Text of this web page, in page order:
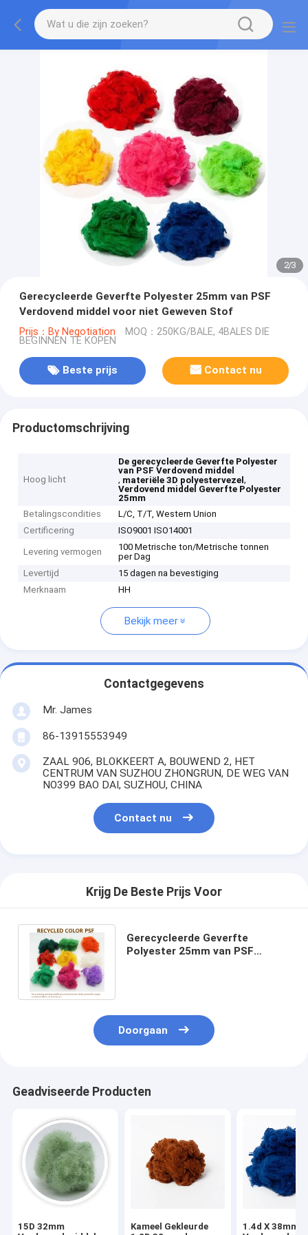
2/3
Gerecycleerde Geverfte Polyester 25mm van PSF
Verdovend middel voor niet Geweven Stof
Prijs：By Negotiation MOQ：250KG/BALE, 4BALES DIE
BEGINNEN TE KOPEN
Beste prijs Contact nu
Productomschrijving
Hoog licht
De gerecycleerde Geverfte Polyester
van PSF Verdovend middel
, materiële 3D polyestervezel,
Verdovend middel Geverfte Polyester
25mm
Betalingscondities
L/C, T/T, Western Union
Certificering
ISO9001 ISO14001
Levering vermogen
100 Metrische ton/Metrische tonnen
per Dag
Levertijd
15 dagen na bevestiging
Merknaam
HH
Bekijk meer
Contactgegevens
Mr. James
86-13915553949
ZAAL 906, BLOKKEERT A, BOUWEND 2, HET
CENTRUM VAN SUZHOU ZHONGRUN, DE WEG VAN
NO399 BAO DAI, SUZHOU, CHINA
Contact nu
Krijg De Beste Prijs Voor
Gerecycleerde Geverfte
Polyester 25mm van PSF
Doorgaan
Geadviseerde Producten
15D 32mm
Kameel Gekleurde
1.4d X 38mm